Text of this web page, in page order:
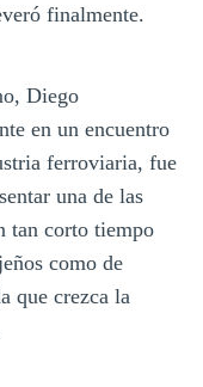
finalmente.
Diego
en un encuentro
ferroviaria, fue
una de las
tan corto tiempo
como de
que crezca la